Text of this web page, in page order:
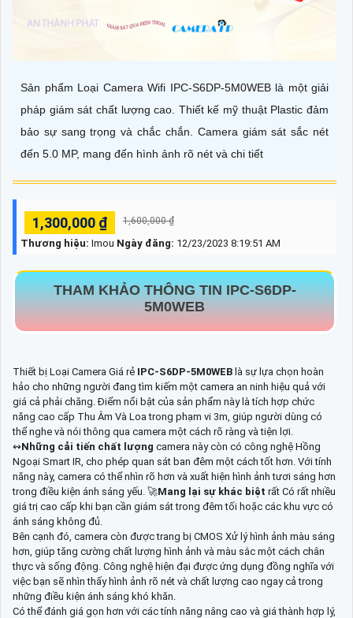
Sản phẩm Loại Camera Wifi IPC-S6DP-5M0WEB là một giải
pháp giám sát chất lượng cao. Thiết kế mỹ thuật Plastic đảm
bảo sự sang trọng và chắc chắn. Camera giám sát sắc nét
đến 5.0 MP, mang đến hình ảnh rõ nét và chi tiết
1,300,000 ₫ 1,600,000 ₫
Thương hiệu: Imou Ngày đăng: 12/23/2023 8:19:51 AM
THAM KHẢO THÔNG TINIPC-S6DP-
5M0WEB
Thiết bị Loại Camera Giá rẻ IPC-S6DP-5M0WEB là sự lựa chọn hoàn
hảo cho những người đang tìm kiếm một camera an ninh hiệu quả với
giá cả phải chăng. Điểm nổi bật của sản phẩm này là tích hợp chức
năng cao cấp Thu Âm Và Loa trong phạm vi 3m, giúp người dùng có
thể nghe và nói thông qua camera một cách rõ ràng và tiện lợi.
↭Những cải tiến chất lượng camera này còn có công nghệ Hồng
Ngoại Smart IR, cho phép quan sát ban đêm một cách tốt hơn. Với tính
năng này, camera có thể nhìn rõ hơn và xuất hiện hình ảnh tươi sáng hơn
trong điều kiện ánh sáng yếu. 🚀Mang lại sự khác biệt rất Có rất nhiều
giá trị cao cấp khi bạn cần giám sát trong đêm tối hoặc các khu vực có
ánh sáng không đủ.
Bên cạnh đó, camera còn được trang bị CMOS Xử lý hình ảnh màu sáng
hơn, giúp tăng cường chất lượng hình ảnh và màu sắc một cách chân
thực và sống động. Công nghệ hiện đại được ứng dụng đồng nghĩa với
việc bạn sẽ nhìn thấy hình ảnh rõ nét và chất lượng cao ngay cả trong
những điều kiện ánh sáng khó khăn.
Có thể đánh giá gọn hơn với các tính năng nâng cao và giá thành hợp lý,